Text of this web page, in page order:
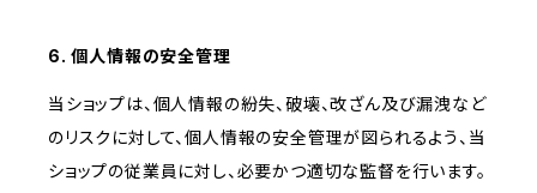
6. 個人情報の安全管理
当ショップは、個人情報の紛失、破壊、改ざん及び漏洩など
のリスクに対して、個人情報の安全管理が図られるよう、当
ショップの従業員に対し、必要かつ適切な監督を行います。